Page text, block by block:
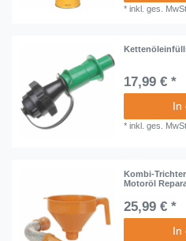
*inkl. ges. MwSt.
17,99 € *
In
*inkl. ges. MwSt.
Kombi-
Motoröl
25,99 € *
In